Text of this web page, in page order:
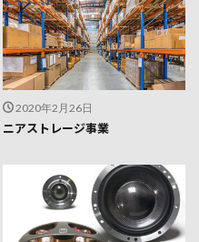
2020年2月26日
ニアストレージ事業